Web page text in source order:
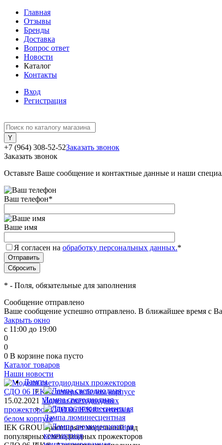
Главная
Отзывы
Бренды
Доставка
Вопрос ответ
Новости
Каталог
Контакты
Вход
Регистрация
+7 (964) 308-52-52Заказать звонок
Заказать звонок
Оставьте Ваше сообщение и контактные данные и наши
Ваш телефон*
Ваше имя
Я согласен на обработку персональных данных.*
* - Поля, обязательные для заполнения
Сообщение отправлено
Ваше сообщение успешно отправлено. В ближайшее время с
Закрыть окно
с 11:00 до 19:00
0
0
0 В корзине пока пусто
Каталог товаров
Лампы
Лампа светодиодная
Лампа люминесцентная
Наши новости
15.02.2021 Модели светодиодных
прожекторов СДО 06 IEK®: теперь в
белом корпусе
IEK GROUP расширяет модельный ряд
популярных светодиодных прожекторов